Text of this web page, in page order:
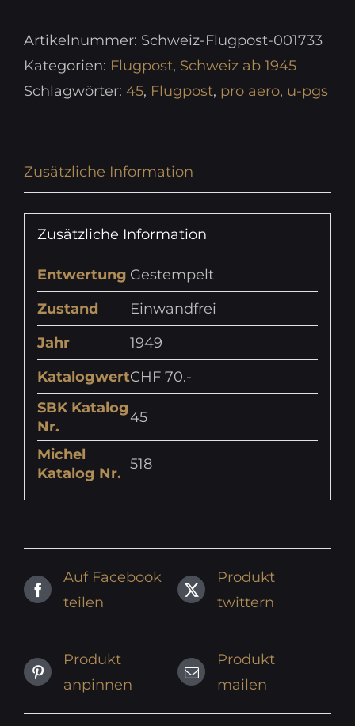
Artikelnummer: Schweiz-Flugpost-001733
Kategorien: Flugpost, Schweiz ab 1945
Schlagwörter: 45, Flugpost, pro aero, u-pgs
Zusätzliche Information
Zusätzliche Information
Entwertung Gestempelt
Zustand
Einwandfrei
Jahr
1949
KatalogwertCHF 70.-
SBK Katalog
Nr.
45
Michel
Katalog Nr.
518
Auf Facebook
teilen
Produkt
twittern
Produkt
anpinnen
Produkt
mailen